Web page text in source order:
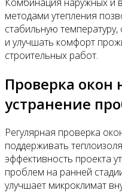
Комбинация наружных и
методами утепления
стабильную
и улучшать комфорт
строительных работ.
Проверка окон
устранение
Регулярная проверка
поддерживать
эффективность проекта
проблем на ранней
улучшает микроклимат